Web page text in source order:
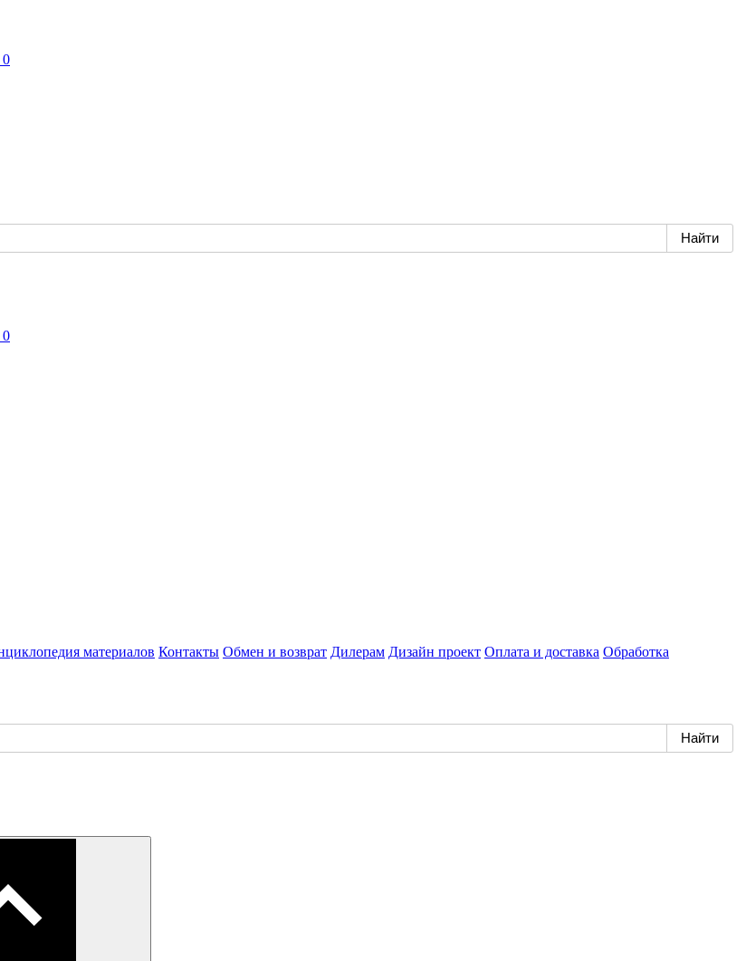
0
0
материалов Контакты Обмен и возврат Дилерам Дизайн проект Оплата и доставка Обработка